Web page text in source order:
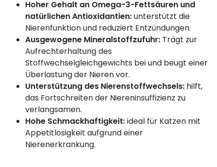
Hoher Gehalt an Omega-3-Fettsäuren und
natürlichen Antioxidantien:unterstützt die
Nierenfunktion und reduziert Entzündungen.
Ausgewogene Mineralstoffzufuhr: Trägt zur
Aufrechterhaltung des
Stoffwechselgleichgewichts bei und beugt einer
Überlastung der Nieren vor.
Unterstützung des Nierenstoffwechsels: hilft,
das Fortschreiten der Niereninsuffizienz zu
verlangsamen.
Hohe Schmackhaftigkeit:ideal für Katzen mit
Appetitlosigkeit aufgrund einer
Nierenerkrankung.